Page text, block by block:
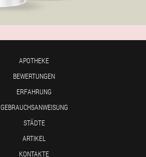
APOTHEKE
BEWERTUNGEN
ERFAHRUNG
GEBRAUCHSANWEISUNG
STÄDTE
ARTIKEL
KONTAKTE